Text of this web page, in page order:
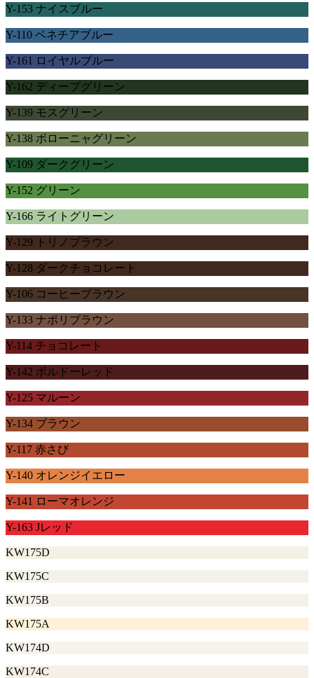
Y-153 ナイスブルー
Y-110 ベネチアブルー
Y-161 ロイヤルブルー
Y-162 ディープグリーン
Y-139 モスグリーン
Y-138 ボローニャグリーン
Y-109 ダークグリーン
Y-152 グリーン
Y-166 ライトグリーン
Y-129 トリノブラウン
Y-128 ダークチョコレート
Y-106 コーヒーブラウン
Y-133 ナポリブラウン
Y-114 チョコレート
Y-142 ボルドーレッド
Y-125 マルーン
Y-134 ブラウン
Y-117 赤さび
Y-140 オレンジイエロー
Y-141 ローマオレンジ
Y-163 Jレッド
KW175D
KW175C
KW175B
KW175A
KW174D
KW174C